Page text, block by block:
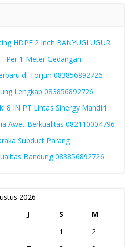
HDPE 2 Inch BANYUGLUGUR
Per 1 Meter Gedangan
di Torjun 083856892726
Lengkap 083856892726
8 IN PT Lintas Sinergy Mandiri
Awet Berkualitas 082110004796
Subduct Parang
Bandung 083856892726
2026
J S
M
1
2